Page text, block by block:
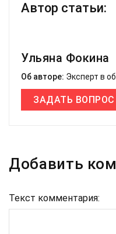
Автор статьи:
Ульяна Фокина
Об авторе: Эксперт в
ЗАДАТЬ ВОПРОС
Добавить
Текст комментария: